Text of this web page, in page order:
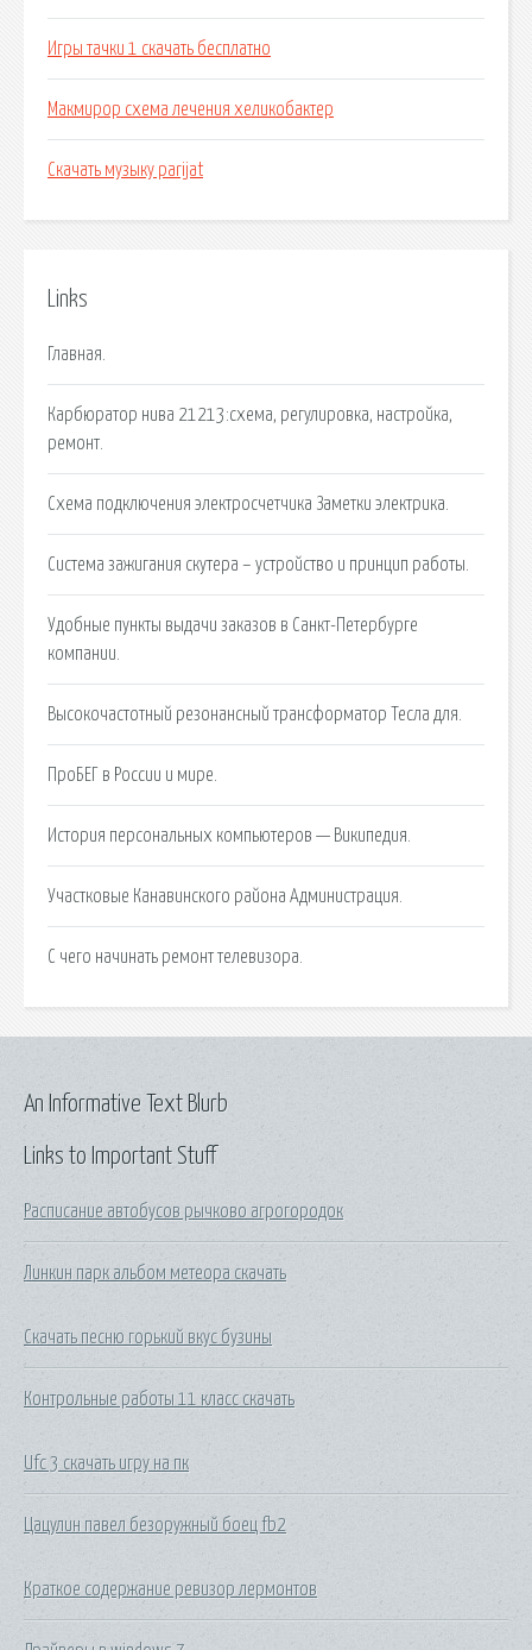
Игры тачки 1 скачать бесплатно
Макмирор схема лечения хеликобактер
Скачать музыку parijat
Links
Главная.
Карбюратор нива 21213:схема, регулировка, настройка,
ремонт.
Схема подключения электросчетчика Заметки электрика.
Система зажигания скутера – устройство и принцип работы.
Удобные пункты выдачи заказов в Санкт-Петербурге
компании.
Высокочастотный резонансный трансформатор Тесла для.
ПроБЕГ в России и мире.
История персональных компьютеров — Википедия.
Участковые Канавинского района Администрация.
С чего начинать ремонт телевизора.
Links to Important Stuff
Расписание автобусов рычково агрогородок
Линкин парк альбом метеора скачать
Скачать песню горький вкус бузины
Контрольные работы 11 класс скачать
Ufc 3 скачать игру на пк
Цацулин павел безоружный боец fb2
Краткое содержание ревизор лермонтов
An Informative Text Blurb